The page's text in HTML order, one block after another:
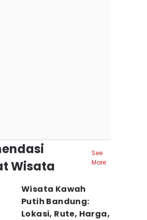
Wisata
See
More
Wisata Kawah
Putih Bandung:
Lokasi, Rute, Harga,